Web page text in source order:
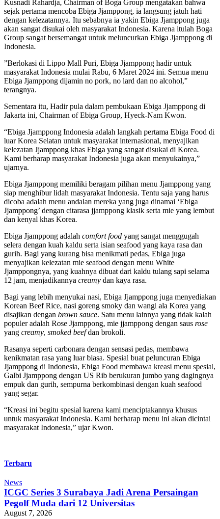
Kusnadi Rahardja, Chairman of Boga Group mengatakan bahwa
sejak pertama mencoba Ebiga Jjamppong, ia langsung jatuh hati
dengan kelezatannya. Itu sebabnya ia yakin Ebiga Jjamppong juga
akan sangat disukai oleh masyarakat Indonesia. Karena itulah Boga
Group sangat bersemangat untuk meluncurkan Ebiga Jjamppong di
Indonesia.
”Berlokasi di Lippo Mall Puri, Ebiga Jjamppong hadir untuk
masyarakat Indonesia mulai Rabu, 6 Maret 2024 ini. Semua menu
Ebiga Jjamppong dijamin no pork, no lard dan no alcohol,”
terangnya.
Sementara itu, Hadir pula dalam pembukaan Ebiga Jjamppong di
Jakarta ini, Chairman of Ebiga Group, Hyeck-Nam Kwon.
“Ebiga Jjamppong Indonesia adalah langkah pertama Ebiga Food di
luar Korea Selatan untuk masyarakat internasional, menyajikan
kelezatan Jjamppong khas Ebiga yang sangat disukai di Korea.
Kami berharap masyarakat Indonesia juga akan menyukainya,”
ujarnya.
Ebiga Jjamppong memiliki beragam pilihan menu Jjamppong yang
siap menghibur lidah masyarakat Indonesia. Tentu saja yang harus
dicoba adalah menu andalan mereka yang juga dinamai ‘Ebiga
Jjamppong’ dengan citarasa jjamppong klasik serta mie yang lembut
dan kenyal khas Korea.
Ebiga Jjamppong adalah comfort food yang sangat menggugah
selera dengan kuah kaldu serta isian seafood yang kaya rasa dan
gurih. Bagi yang kurang bisa menikmati pedas, Ebiga juga
menyajikan kelezatan mie seafood dengan menu White
Jjamppongnya, yang kuahnya dibuat dari kaldu tulang sapi selama
12 jam, menjadikannya creamy dan kaya rasa.
Bagi yang lebih menyukai nasi, Ebiga Jjamppong juga menyediakan
Korean Beef Rice, nasi goreng smoky dan wangi ala Korea yang
disajikan dengan brown sauce. Satu menu lainnya yang tidak kalah
populer adalah Rose Jjamppong, mie jjamppong dengan saus rose
yang creamy, smoked beefdan brokoli.
Rasanya seperti carbonara dengan sensasi pedas, membawa
kenikmatan rasa yang luar biasa. Spesial buat peluncuran Ebiga
Jjamppong di Indonesia, Ebiga Food membawa kreasi menu spesial,
Galbi Jjamppong dengan US Rib berukuran jumbo yang dagingnya
empuk dan gurih, sempurna berkombinasi dengan kuah seafood
yang segar.
“Kreasi ini begitu spesial karena kami menciptakannya khusus
untuk masyarakat Indonesia. Kami berharap menu ini akan dicintai
masyarakat Indonesia,” ujar Kwon.
Terbaru
News
ICGC Series 3 Surabaya Jadi Arena Persaingan
Pegolf Muda dari 12 Universitas
August 7, 2026